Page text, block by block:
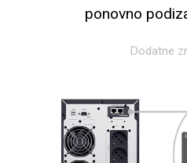
ponovno
Dodatne